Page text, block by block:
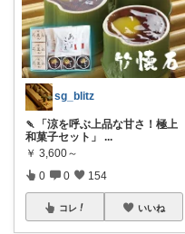
sg_blitz
🍡「涼を呼ぶ上品な甘さ！極上
和菓子セット」
...
￥ 3,600～
0 0 154
コレ いいね